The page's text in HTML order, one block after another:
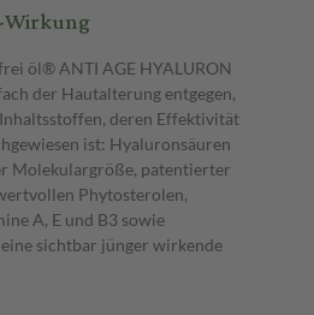
öl® ANTI AGE HYALURON
der Hautalterung entgegen,
deren Effektivität
ist: Hyaluronsäuren
Molekulargröße, patentierter
Phytosterolen,
A, E und B3 sowie
sichtbar jünger wirkende